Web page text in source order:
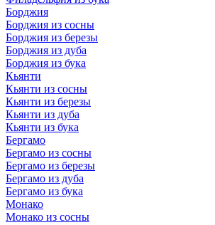
Борджия
Борджия из сосны
Борджия из березы
Борджия из дуба
Борджия из бука
Кьянти
Кьянти из сосны
Кьянти из березы
Кьянти из дуба
Кьянти из бука
Бергамо
Бергамо из сосны
Бергамо из березы
Бергамо из дуба
Бергамо из бука
Монако
Монако из сосны